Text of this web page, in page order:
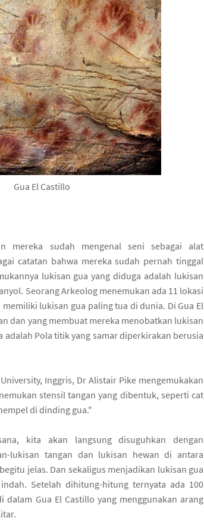
Gua El Castillo
mereka sudah mengenal seni sebagai alat
catatan bahwa mereka sudah pernah tinggal
lukisan gua yang diduga adalah lukisan
Seorang Arkeolog menemukan ada 11 lokasi
lukisan gua paling tua di dunia. Di Gua El
dan yang membuat mereka menobatkan lukisan
adalah Pola titik yang samar diperkirakan berusia
Inggris, Dr Alistair Pike mengemukakan
stensil tangan yang dibentuk, seperti cat
di dinding gua."
kita akan langsung disuguhkan dengan
lukisan tangan dan lukisan hewan di antara
jelas. Dan sekaligus menjadikan lukisan gua
Setelah dihitung-hitung ternyata ada 100
dalam Gua El Castillo yang menggunakan arang